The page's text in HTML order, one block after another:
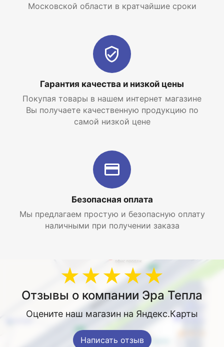
Московской области в кратчайшие сроки
Гарантия качества и низкой цены
Покупая товары в нашем интернет магазине
Вы получаете качественную продукцию по
самой низкой цене
Безопасная оплата
Мы предлагаем простую и безопасную оплату
наличными при получении заказа
★★★★★
Отзывы о компании Эра Тепла
Оцените наш магазин на Яндекс.Карты
Написать отзыв